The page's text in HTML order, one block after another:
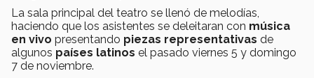
La sala principal del teatro se llenó de melodías,
haciendo que los asistentes se deleitaran con música
en vivo presentando piezas representativas de
algunos países latinos el pasado viernes 5 y domingo
7 de noviembre.